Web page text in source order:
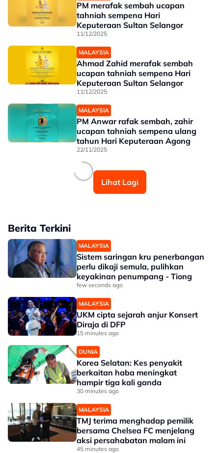
PM merafak sembah ucapan
tahniah sempena Hari
Keputeraan Sultan Selangor
11/12/2025
MALAYSIA
Ahmad Zahid merafak sembah
ucapan tahniah sempena Hari
Keputeraan Sultan Selangor
11/12/2025
MALAYSIA
PM Anwar rafak sembah, zahir
ucapan tahniah sempena ulang
tahun Hari Keputeraan Agong
22/11/2025
Lihat Lagi
Berita Terkini
MALAYSIA
Sistem saringan kru penerbangan
perlu dikaji semula, pulihkan
keyakinan penumpang - Tiong
few seconds ago
MALAYSIA
UKM cipta sejarah anjur Konsert
Diraja di DFP
15 minutes ago
DUNIA
Korea Selatan: Kes penyakit
berkaitan haba meningkat
hampir tiga kali ganda
30 minutes ago
MALAYSIA
TMJ terima menghadap pemilik
bersama Chelsea FC menjelang
aksi persahabatan malam ini
45 minutes ago